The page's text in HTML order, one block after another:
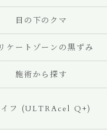
目の下のクマ
ケートゾーンの黒ずみ
施術から探す
イフ (ULTRAcel Q+)